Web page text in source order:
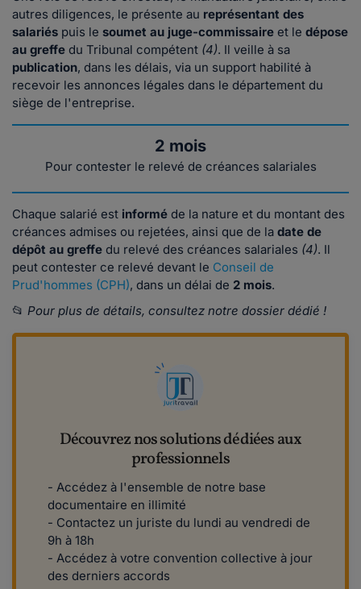
autres diligences, le présente au représentant des
salariés puis le soumet au juge-commissaire et le dépose
au greffe du Tribunal compétent (4). Il veille à sa
publication, dans les délais, via un support habilité à
recevoir les annonces légales dans le département du
siège de l'entreprise.
2 mois
Pour contester le relevé de créances salariales
Chaque salarié est informé de la nature et du montant des
créances admises ou rejetées, ainsi que de la date de
dépôt au greffe du relevé des créances salariales (4). Il
peut contester ce relevé devant le Conseil de
Prud'hommes (CPH), dans un délai de 2 mois.
📂 Pour plus de détails, consultez notre dossier dédié !
Découvrez nos solutions dédiées aux
professionnels
- Accédez à l'ensemble de notre base
documentaire en illimité
- Contactez un juriste du lundi au vendredi de
9h à 18h
- Accédez à votre convention collective à jour
des derniers accords